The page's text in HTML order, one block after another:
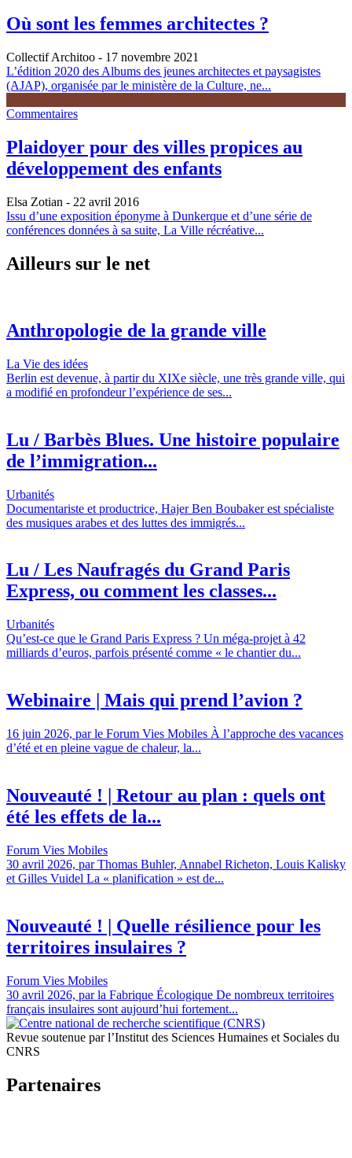
Où sont les femmes architectes ?
Collectif Architoo - 17 novembre 2021
L’édition 2020 des Albums des jeunes architectes et paysagistes
(AJAP), organisée par le ministère de la Culture, ne...
Commentaires
Plaidoyer pour des villes propices au
développement des enfants
Elsa Zotian - 22 avril 2016
Issu d’une exposition éponyme à Dunkerque et d’une série de
conférences données à sa suite, La Ville récréative...
Ailleurs sur le net
Anthropologie de la grande ville
La Vie des idées
Berlin est devenue, à partir du XIXe siècle, une très grande ville, qui
a modifié en profondeur l’expérience de ses...
Lu / Barbès Blues. Une histoire populaire
de l’immigration...
Urbanités
Documentariste et productrice, Hajer Ben Boubaker est spécialiste
des musiques arabes et des luttes des immigrés...
Lu / Les Naufragés du Grand Paris
Express, ou comment les classes...
Urbanités
Qu’est-ce que le Grand Paris Express ? Un méga-projet à 42
milliards d’euros, parfois présenté comme « le chantier du...
Webinaire | Mais qui prend l’avion ?
16 juin 2026, par le Forum Vies Mobiles À l’approche des vacances
d’été et en pleine vague de chaleur, la...
Nouveauté ! | Retour au plan : quels ont
été les effets de la...
Forum Vies Mobiles
30 avril 2026, par Thomas Buhler, Annabel Richeton, Louis Kalisky
et Gilles Vuidel La « planification » est de...
Nouveauté ! | Quelle résilience pour les
territoires insulaires ?
Forum Vies Mobiles
30 avril 2026, par la Fabrique Écologique De nombreux territoires
français insulaires sont aujourd’hui fortement...
Revue soutenue par l’Institut des Sciences Humaines et Sociales du
CNRS
Partenaires